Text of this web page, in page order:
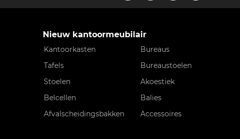
Nieuw kantoormeubilair
Kantoorkasten
Bureaus
Tafels
Bureaustoelen
Stoelen
Akoestiek
Belcellen
Balies
Afvalscheidingsbakken
Accessoires